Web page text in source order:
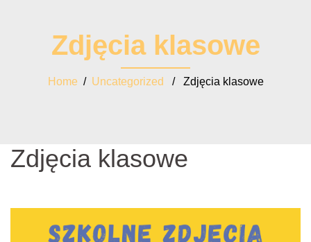
Zdjęcia klasowe
Home / Uncategorized / Zdjęcia klasowe
Zdjęcia klasowe